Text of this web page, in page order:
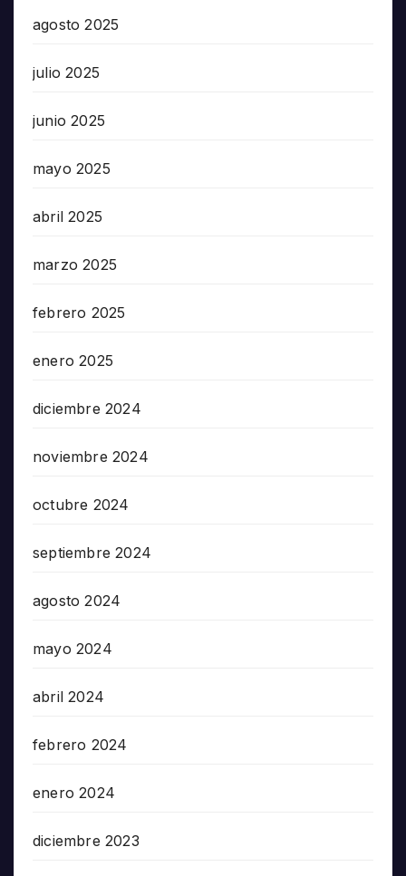
agosto 2025
julio 2025
junio 2025
mayo 2025
abril 2025
marzo 2025
febrero 2025
enero 2025
diciembre 2024
noviembre 2024
octubre 2024
septiembre 2024
agosto 2024
mayo 2024
abril 2024
febrero 2024
enero 2024
diciembre 2023